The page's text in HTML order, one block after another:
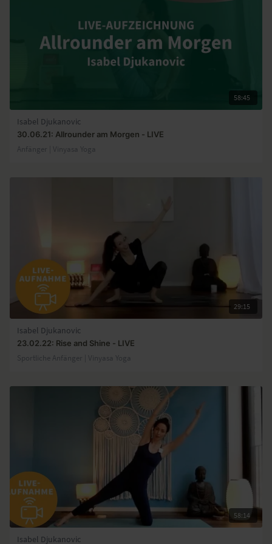
58:45
Isabel Djukanovic
30.06.21: Allrounder am Morgen - LIVE
Anfänger | Vinyasa Yoga
29:15
Isabel Djukanovic
23.02.22: Rise and Shine - LIVE
Sportliche Anfänger | Vinyasa Yoga
58:14
Isabel Djukanovic